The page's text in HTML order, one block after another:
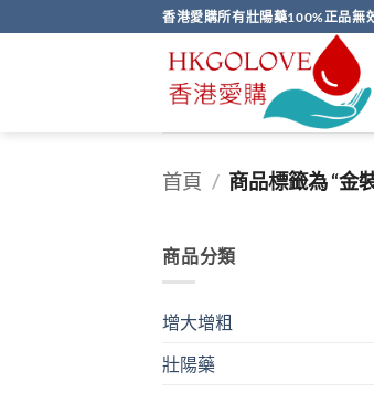
to
香港愛購所有壯陽藥100%正品無
首頁 / 商品標籤為 “金
商品分類
增大增粗
壯陽藥